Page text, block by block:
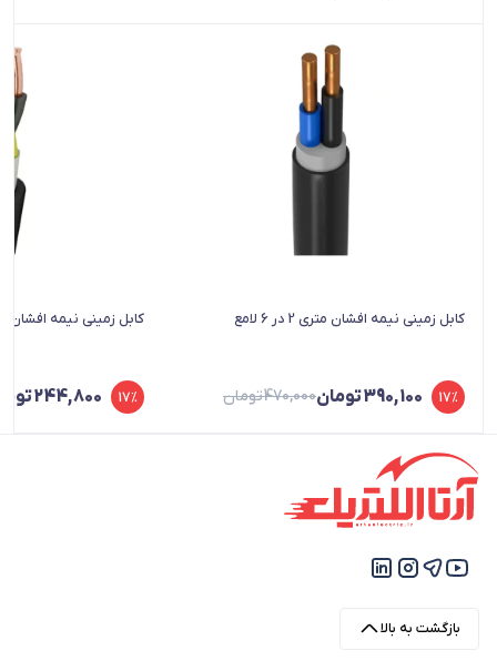
کابل زمینی نیمه افشان متری 2 در 6 لامع
470,000تومان
قیمت
470,000 تومان
بود.
390,100تومان
قیمت
390,100 تومان
است.
17%
کابل زمینی نیمه افشان متری 3 در
قیمت
244,800
قیمت
17%
بازگشت به بالا